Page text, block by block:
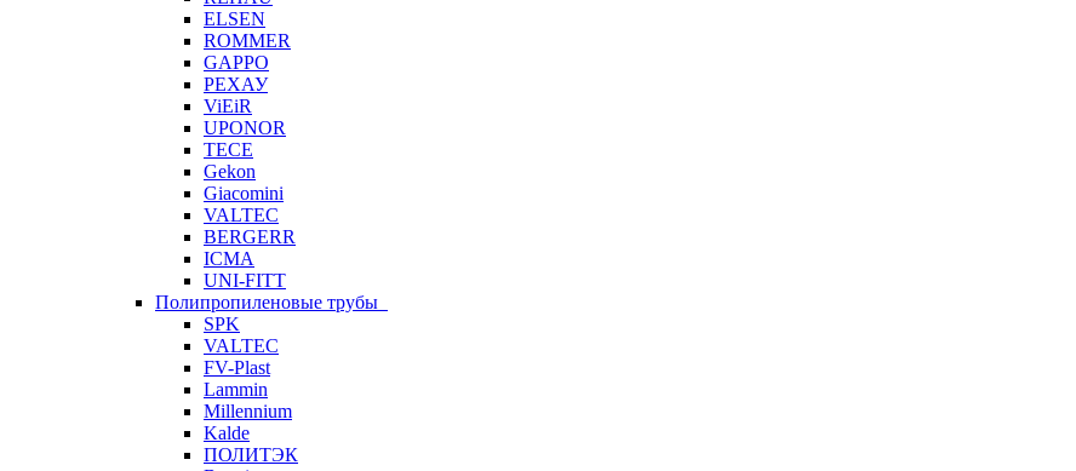
ELSEN
ROMMER
GAPPO
РЕХАУ
ViEiR
UPONOR
TECE
Gekon
Giacomini
VALTEC
BERGERR
ICMA
UNI-FITT
Полипропиленовые трубы
SPK
VALTEC
FV-Plast
Lammin
Millennium
Kalde
ПОЛИТЭК